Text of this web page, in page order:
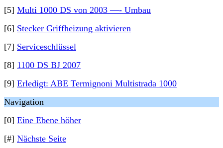
[5] Multi 1000 DS von 2003 —- Umbau
[6] Stecker Griffheizung aktivieren
[7] Serviceschlüssel
[8] 1100 DS BJ 2007
[9] Erledigt: ABE Termignoni Multistrada 1000
Navigation
[0] Eine Ebene höher
[#] Nächste Seite